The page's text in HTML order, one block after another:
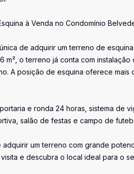
à Venda no Condomínio
de adquirir um terreno de
m², o terreno já conta com
A posição de esquina oferece
e ronda 24 horas, sistema de
salão de festas e campo de
um terreno com grande
e descubra o local ideal para o